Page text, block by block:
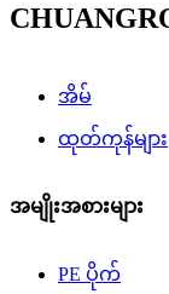
အိမ်
ထုတ်ကုန်များ
အမျိုးအစားများ
PE ပိုက်